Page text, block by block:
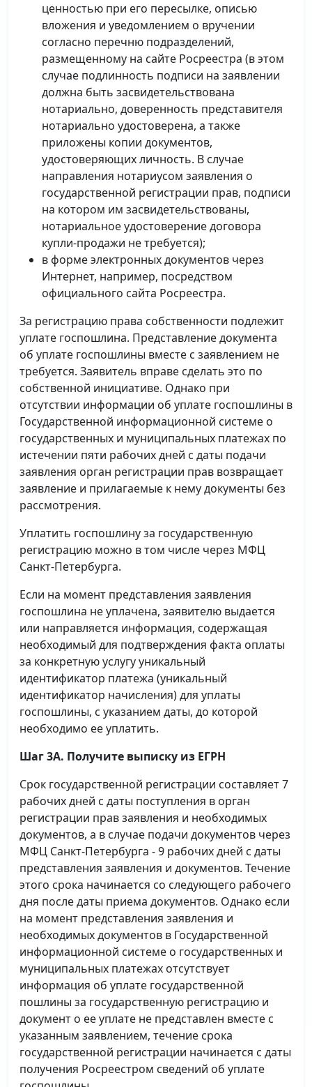
ценностью при его пересылке, описью
вложения и уведомлением о вручении
согласно перечню подразделений,
размещенному на сайте Росреестра (в этом
случае подлинность подписи на заявлении
должна быть засвидетельствована
нотариально, доверенность представителя
нотариально удостоверена, а также
приложены копии документов,
удостоверяющих личность. В случае
направления нотариусом заявления о
государственной регистрации прав, подписи
на котором им засвидетельствованы,
нотариальное удостоверение договора
купли-продажи не требуется);
в форме электронных документов через
Интернет, например, посредством
официального сайта Росреестра.
За регистрацию права собственности подлежит
уплате госпошлина. Представление документа
об уплате госпошлины вместе с заявлением не
требуется. Заявитель вправе сделать это по
собственной инициативе. Однако при
отсутствии информации об уплате госпошлины в
Государственной информационной системе о
государственных и муниципальных платежах по
истечении пяти рабочих дней с даты подачи
заявления орган регистрации прав возвращает
заявление и прилагаемые к нему документы без
рассмотрения.
Уплатить госпошлину за государственную
регистрацию можно в том числе через МФЦ
Санкт-Петербурга.
Если на момент представления заявления
госпошлина не уплачена, заявителю выдается
или направляется информация, содержащая
необходимый для подтверждения факта оплаты
за конкретную услугу уникальный
идентификатор платежа (уникальный
идентификатор начисления) для уплаты
госпошлины, с указанием даты, до которой
необходимо ее уплатить.
Шаг 3А. Получите выписку из ЕГРН
Срок государственной регистрации составляет 7
рабочих дней с даты поступления в орган
регистрации прав заявления и необходимых
документов, а в случае подачи документов через
МФЦ Санкт-Петербурга - 9 рабочих дней с даты
представления заявления и документов. Течение
этого срока начинается со следующего рабочего
дня после даты приема документов. Однако если
на момент представления заявления и
необходимых документов в Государственной
информационной системе о государственных и
муниципальных платежах отсутствует
информация об уплате государственной
пошлины за государственную регистрацию и
документ о ее уплате не представлен вместе с
указанным заявлением, течение срока
государственной регистрации начинается с даты
получения Росреестром сведений об уплате